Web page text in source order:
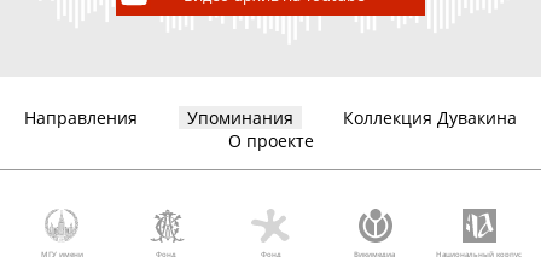
Направления Упоминания
Коллекция Дувакина
О проекте
МГУ имени Фонд Фонд Викимедиа Национальный корпус